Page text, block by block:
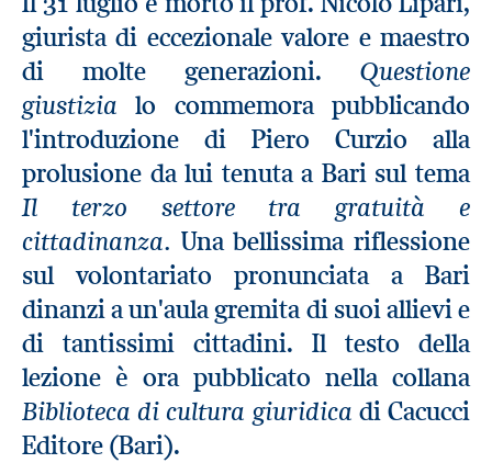
giurista di eccezionale valore e maestro
di molte generazioni. Questione
giustizia lo commemora pubblicando
l'introduzione di Piero Curzio alla
prolusione da lui tenuta a Bari sul tema
Il terzo settore tra gratuità e
cittadinanza. Una bellissima riflessione
sul volontariato pronunciata a Bari
dinanzi a un'aula gremita di suoi allievi e
di tantissimi cittadini. Il testo della
lezione è ora pubblicato nella collana
Biblioteca di cultura giuridica di Cacucci
Editore (Bari).